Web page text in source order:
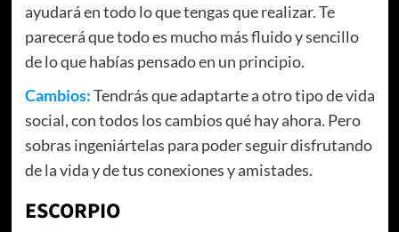
ayudará en todo lo que tengas que realizar. Te
parecerá que todo es mucho más fluido y sencillo
de lo que habías pensado en un principio.
Cambios:Tendrás que adaptarte a otro tipo de vida
social, con todos los cambios qué hay ahora. Pero
sobras ingeniártelas para poder seguir disfrutando
de la vida y de tus conexiones y amistades.
ESCORPIO